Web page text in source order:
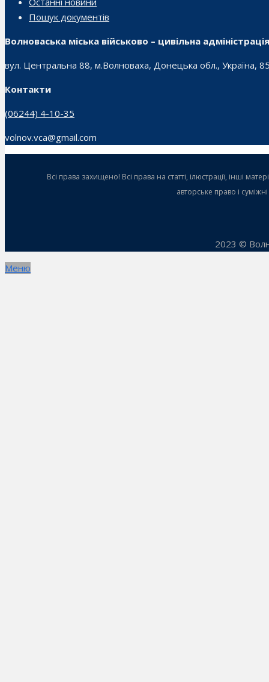
Пошук документів
Волноваська міська військово – цивільна адміністрація
вул. Центральна 88, м.Волноваха, Донецька обл., Україна,
Контакти
(06244) 4-10-35
volnov.vca@gmail.com
Всі права захищено! Всі права на статті, ілюстрації, інші
авторське право і
2023 ©
Меню